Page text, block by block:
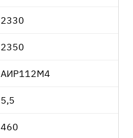
2330
2350
АИР112М4
5,5
460